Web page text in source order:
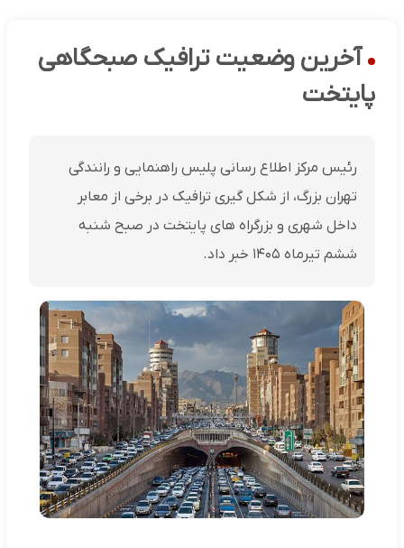
آخرین وضعیت ترافیک صبحگاهی
پایتخت
رئیس مرکز اطلاع رسانی پلیس راهنمایی و رانندگی
تهران بزرگ، از شکل گیری ترافیک در برخی از معابر
داخل شهری و بزرگراه های پایتخت در صبح شنبه
ششم تیرماه ۱۴۰۵ خبر داد.